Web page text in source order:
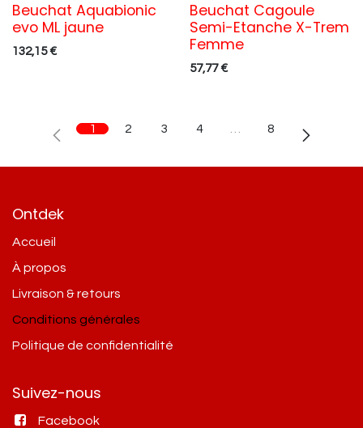
Beuchat Aquabionic
evo ML jaune
132,15€
Beuchat Cagoule
Semi-Etanche X-Trem
Femme
57,77€
1 2 3 4 8
Ontdek
Accueil
À propos
Livraison & retours
Conditions générales
Politique de confidentialité
Suivez-nous
Facebook